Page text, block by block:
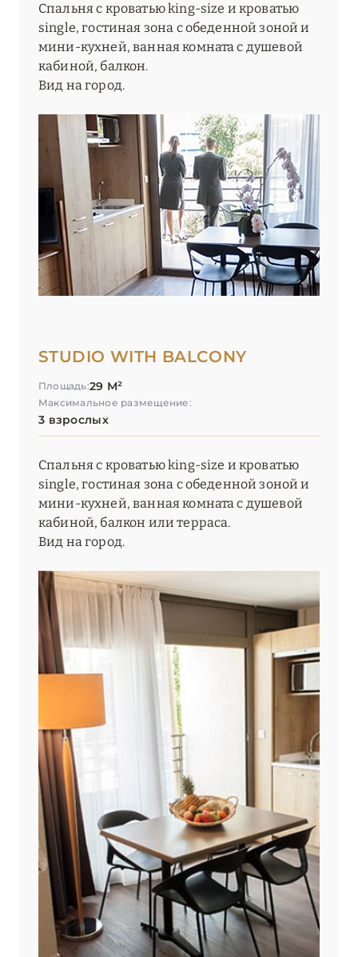
Спальня с кроватью king-size и кроватью
single, гостиная зона с обеденной зоной и
мини-кухней, ванная комната с душевой
кабиной, балкон.
Вид на город.
STUDIO WITH BALCONY
Площадь:29 М²
Максимальное размещение:
3 взрослых
Спальня с кроватью king-size и кроватью
single, гостиная зона с обеденной зоной и
мини-кухней, ванная комната с душевой
кабиной, балкон или терраса.
Вид на город.